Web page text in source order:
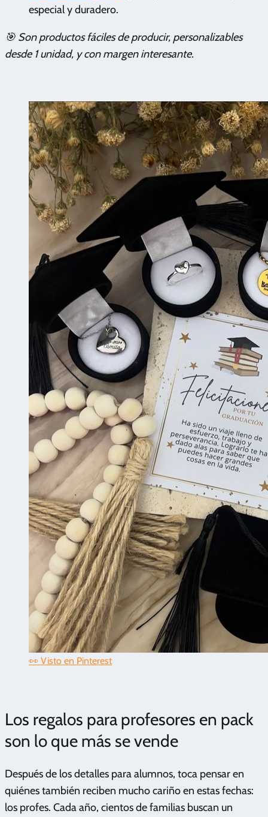
especial y duradero.
🎯 Son productos fáciles de producir, personalizables
desde 1 unidad, y con margen interesante.
👀 Visto en Pinterest
Los regalos para profesores en pack
son lo que más se vende
Después de los detalles para alumnos, toca pensar en
quiénes también reciben mucho cariño en estas fechas:
los profes. Cada año, cientos de familias buscan un